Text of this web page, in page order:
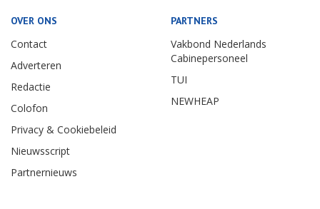
OVER ONS
Contact
Adverteren
Redactie
Colofon
Privacy & Cookiebeleid
Nieuwsscript
Partnernieuws
PARTNERS
Vakbond Nederlands
Cabinepersoneel
TUI
NEWHEAP